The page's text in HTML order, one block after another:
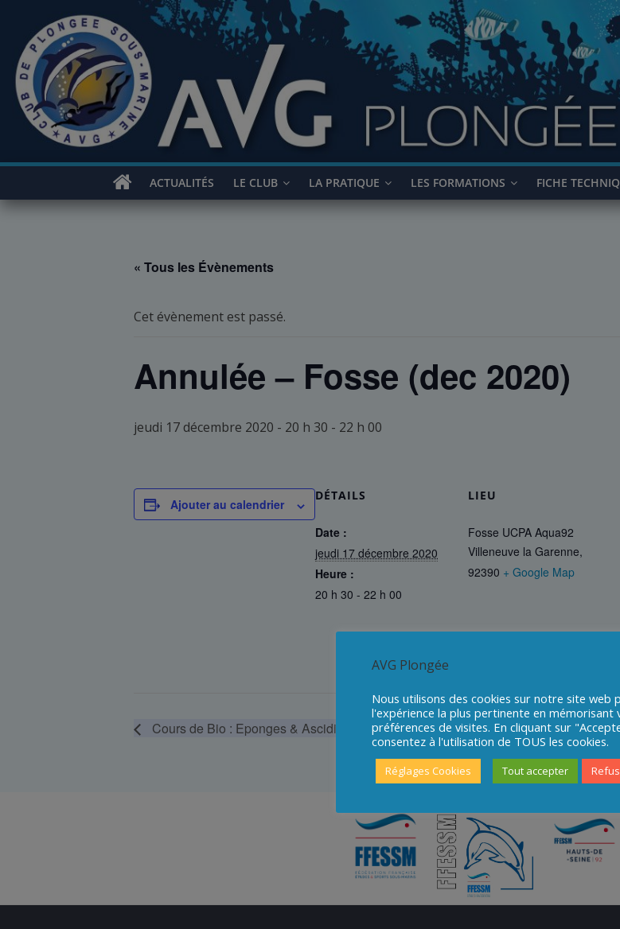
contenu
ACTUALITÉS LE CLUB LA PRATIQUE LES FORMATIONS FICHE
« Tous les Évènements
Cet évènement est passé.
Annulée – Fosse (dec 2020)
jeudi 17 décembre 2020 - 20 h 30 - 22 h 00
Ajouter au calendrier
DÉTAILS
Date :
jeudi 17 décembre 2020
Heure :
20 h 30 - 22 h 00
LIEU
Fosse UCPA Aqua92
Villeneuve la Garenne,
92390 + Google Map
Cours de Bio : Eponges & Ascidies
AVG Plongée
Nous utilisons des cookies sur notre site web
l'expérience la plus pertinente en mémorisant
préférences de visites. En cliquant sur
consentez à l'utilisation de TOUS les cookies.
Réglages Cookies Tout accepter